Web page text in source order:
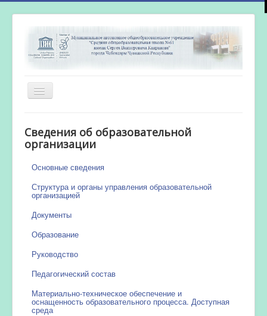
Включить/
выключить
Новости
Сведения об образовательной
организации
Основные сведения
Структура и органы управления образовательной
организацией
Документы
Образование
Руководство
Педагогический состав
Материально-техническое обеспечение и
оснащенность образовательного процесса. Доступная
среда